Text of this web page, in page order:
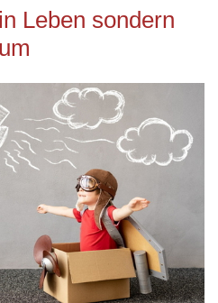
Leben sondern